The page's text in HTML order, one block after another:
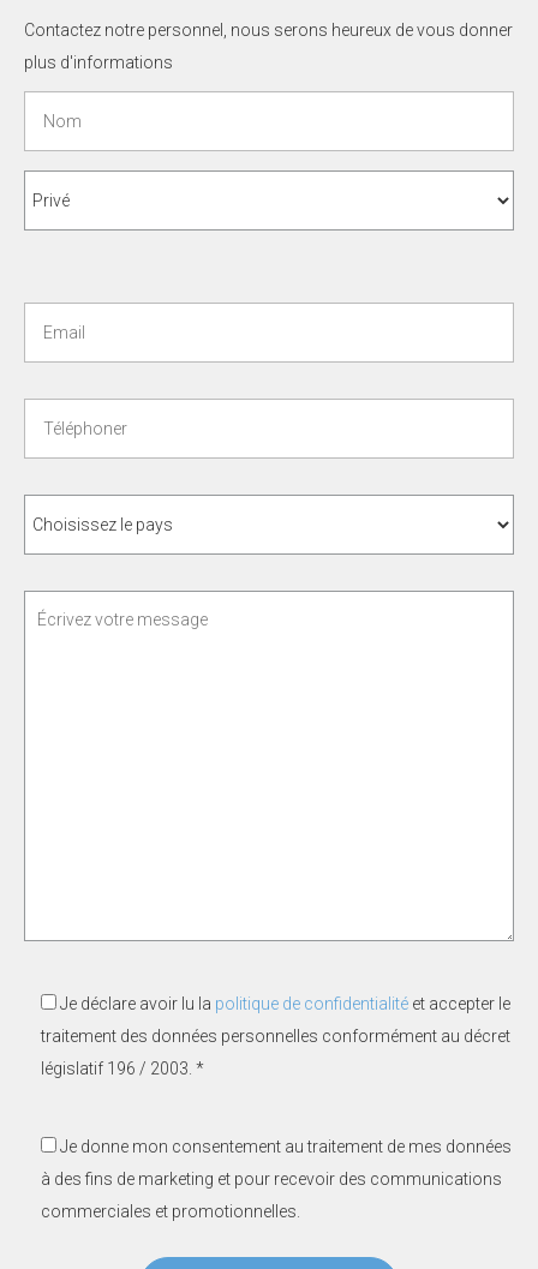
Contactez notre personnel, nous serons heureux de vous donner
plus d'informations
Je déclare avoir lu la politique de confidentialité et accepter le
traitement des données personnelles conformément au décret
législatif 196 / 2003. *
Je donne mon consentement au traitement de mes données
à des fins de marketing et pour recevoir des communications
commerciales et promotionnelles.